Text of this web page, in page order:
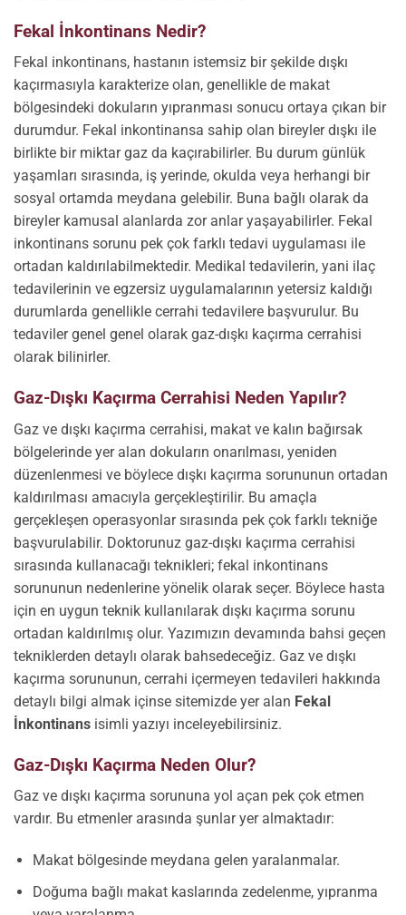
Fekal İnkontinans Nedir?
Fekal inkontinans, hastanın istemsiz bir şekilde dışkı
kaçırmasıyla karakterize olan, genellikle de makat
bölgesindeki dokuların yıpranması sonucu ortaya çıkan bir
durumdur. Fekal inkontinansa sahip olan bireyler dışkı ile
birlikte bir miktar gaz da kaçırabilirler. Bu durum günlük
yaşamları sırasında, iş yerinde, okulda veya herhangi bir
sosyal ortamda meydana gelebilir. Buna bağlı olarak da
bireyler kamusal alanlarda zor anlar yaşayabilirler. Fekal
inkontinans sorunu pek çok farklı tedavi uygulaması ile
ortadan kaldırılabilmektedir. Medikal tedavilerin, yani ilaç
tedavilerinin ve egzersiz uygulamalarının yetersiz kaldığı
durumlarda genellikle cerrahi tedavilere başvurulur. Bu
tedaviler genel genel olarak gaz-dışkı kaçırma cerrahisi
olarak bilinirler.
Gaz-Dışkı Kaçırma Cerrahisi Neden Yapılır?
Gaz ve dışkı kaçırma cerrahisi, makat ve kalın bağırsak
bölgelerinde yer alan dokuların onarılması, yeniden
düzenlenmesi ve böylece dışkı kaçırma sorununun ortadan
kaldırılması amacıyla gerçekleştirilir. Bu amaçla
gerçekleşen operasyonlar sırasında pek çok farklı tekniğe
başvurulabilir. Doktorunuz gaz-dışkı kaçırma cerrahisi
sırasında kullanacağı teknikleri; fekal inkontinans
sorununun nedenlerine yönelik olarak seçer. Böylece hasta
için en uygun teknik kullanılarak dışkı kaçırma sorunu
ortadan kaldırılmış olur. Yazımızın devamında bahsi geçen
tekniklerden detaylı olarak bahsedeceğiz. Gaz ve dışkı
kaçırma sorununun, cerrahi içermeyen tedavileri hakkında
detaylı bilgi almak içinse sitemizde yer alan Fekal
İnkontinans isimli yazıyı inceleyebilirsiniz.
Gaz-Dışkı Kaçırma Neden Olur?
Gaz ve dışkı kaçırma sorununa yol açan pek çok etmen
vardır. Bu etmenler arasında şunlar yer almaktadır:
Makat bölgesinde meydana gelen yaralanmalar.
Doğuma bağlı makat kaslarında zedelenme, yıpranma